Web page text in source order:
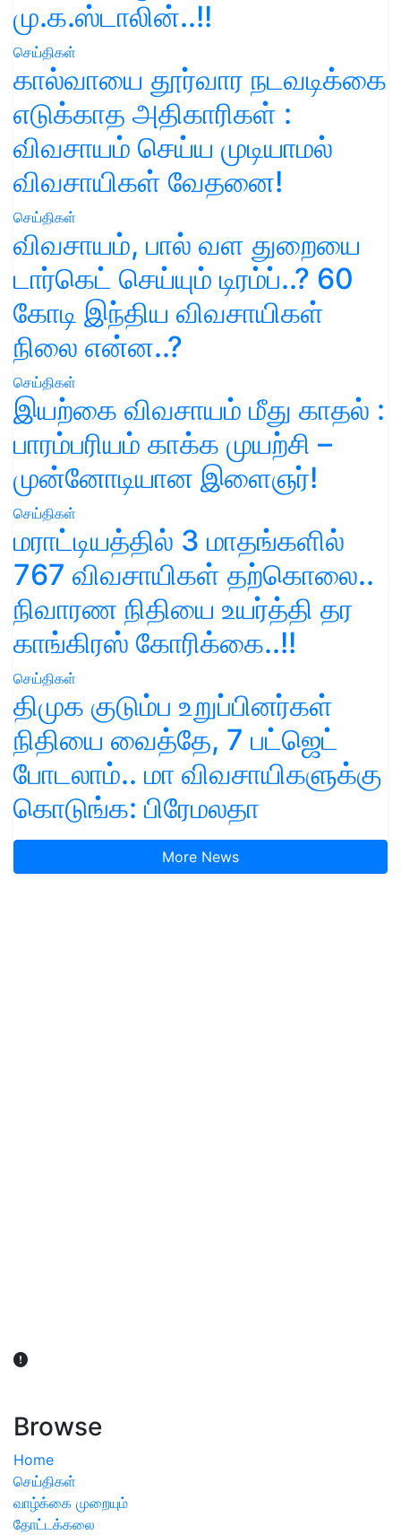
மு.க.ஸ்டாலின்..!!
செய்திகள்
கால்வாயை தூர்வார நடவடிக்கை
எடுக்காத அதிகாரிகள் :
விவசாயம் செய்ய முடியாமல்
விவசாயிகள் வேதனை!
செய்திகள்
விவசாயம், பால் வள துறையை
டார்கெட் செய்யும் டிரம்ப்..? 60
கோடி இந்திய விவசாயிகள்
நிலை என்ன..?
செய்திகள்
இயற்கை விவசாயம் மீது காதல் :
பாரம்பரியம் காக்க முயற்சி –
முன்னோடியான இளைஞர்!
செய்திகள்
மராட்டியத்தில் 3 மாதங்களில்
767 விவசாயிகள் தற்கொலை..
நிவாரண நிதியை உயர்த்தி தர
காங்கிரஸ் கோரிக்கை..!!
செய்திகள்
திமுக குடும்ப உறுப்பினர்கள்
நிதியை வைத்தே, 7 பட்ஜெட்
போடலாம்.. மா விவசாயிகளுக்கு
கொடுங்க: பிரேமலதா
More News
Browse
Home
செய்திகள்
வாழ்க்கை முறையும்
தோட்டக்கலை